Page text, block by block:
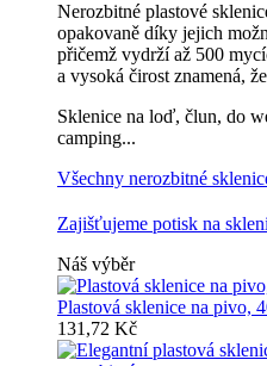
Nerozbitné plastové
opakovaně díky jejich
přičemž vydrží až 500
a vysoká čirost znamená,
Sklenice na loď, člun, do
camping...
Všechny nerozbitné
Zajišťujeme potisk na
Náš výběr
Plastová sklenice na pivo,
131,72 Kč